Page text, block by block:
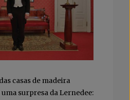
casas de madeira
surpresa da Lernedee: